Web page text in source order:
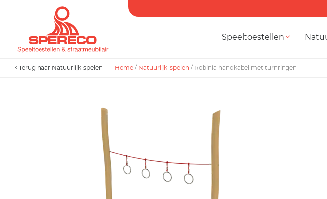
Speeltoestellen
Terug naar Natuurlijk-spelen Home / Natuurlijk-spelen / Robinia handkabel met turnringen